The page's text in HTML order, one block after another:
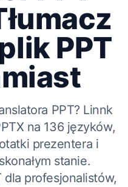
PPT
PPT? Linnk
na 136 języków,
prezentera i
stanie.
dla profesjonalistów,